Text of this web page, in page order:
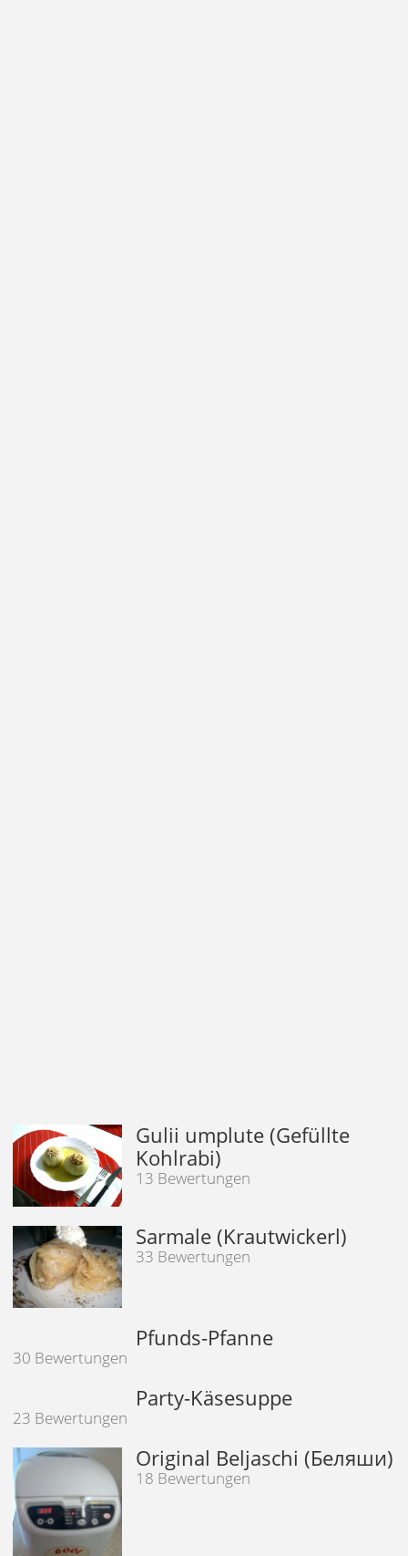
Gulii umplute (Gefüllte
Kohlrabi)
13 Bewertungen
Sarmale (Krautwickerl)
33 Bewertungen
Pfunds-Pfanne
30 Bewertungen
Party-Käsesuppe
23 Bewertungen
Original Beljaschi (Беляши)
18 Bewertungen